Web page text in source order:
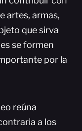
artes, armas,
que sirva
se formen
por la
reúna
a los